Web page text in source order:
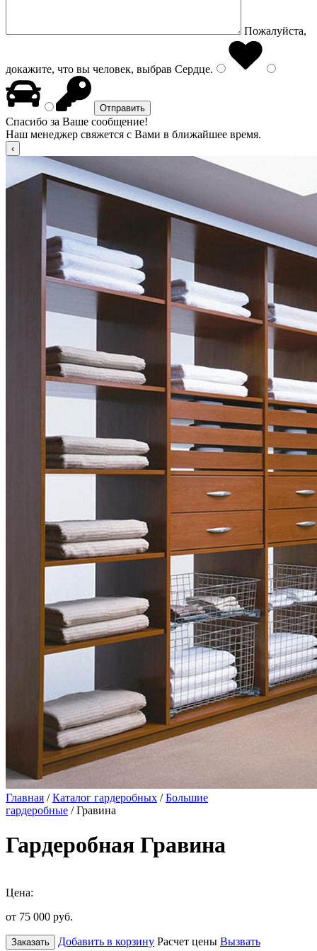
Пожалуйста,
докажите, что вы человек, выбрав Сердце.
Спасибо за Ваше сообщение!
Наш менеджер свяжется с Вами в ближайшее время.
Главная /Каталог гардеробных /Большие
гардеробные / Гравина
Гардеробная Гравина
Цена:
от 75 000 руб.
Заказать Добавить в корзину Расчет цены Вызвать